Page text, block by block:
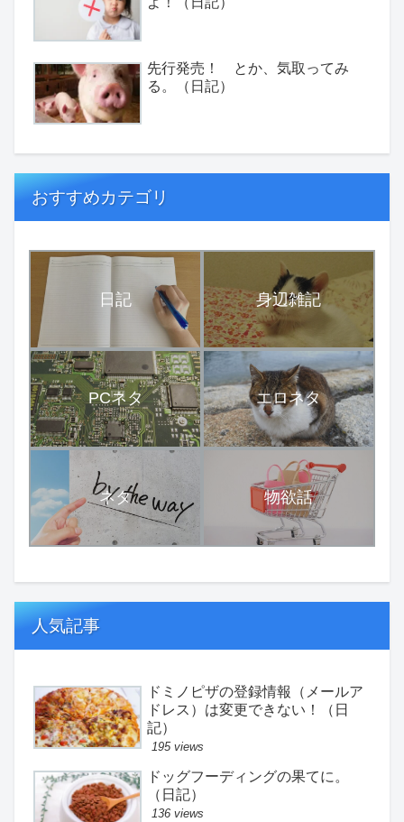
先行発売！ とか、気取ってみ
る。（日記）
おすすめカテゴリ
日記 身辺雑記
PCネタ エロネタ
ネタ 物欲話
人気記事
ドミノピザの登録情報（メールア
ドレス）は変更できない！（日
記）
195 views
ドッグフーディングの果てに。
（日記）
136 views